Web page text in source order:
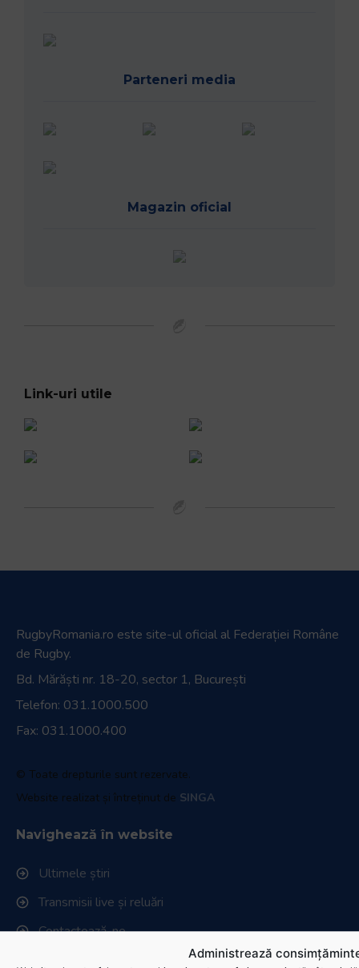
Administrează
Parteneri media
Magazin oficial
Link-uri utile
RugbyRomania.ro este site-ul oficial al Federației Române
de Rugby.
Bd. Mărăști nr. 18-20, sector 1, București
Telefon: 031.1000.500
Fax: 031.1000.400
© Toate drepturile sunt rezervate.
Website realizat și întreținut de SINGA
Navighează în website
Ultimele știri
Transmisii live și reluări
Contactează-ne